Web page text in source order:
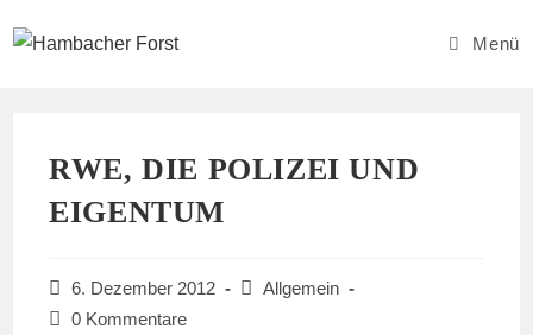
Inhalt
Menü
RWE, DIE POLIZEI UND
EIGENTUM
Beitrag
veröffentlicht:
6. Dezember 2012
Beitrags-
Allgemein
Beitrags-
0 Kommentare